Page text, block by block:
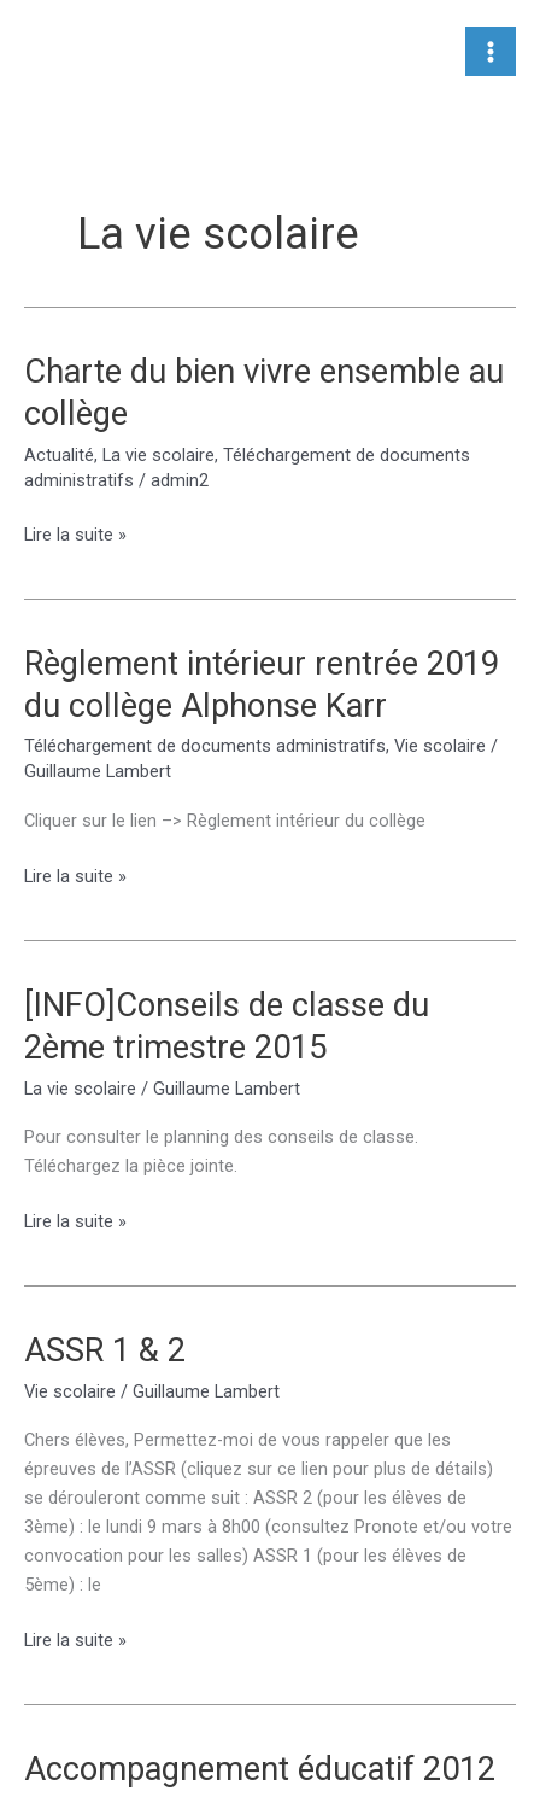
La vie scolaire
Charte du bien vivre ensemble au
collège
Actualité, La vie scolaire, Téléchargement de documents
administratifs / admin2
Charte
ensemble
au
collège
Lire la suite »
Règlement intérieur rentrée 2019
du collège Alphonse Karr
Téléchargement de documents administratifs, Vie scolaire /
Guillaume Lambert
Cliquer sur le lien –> Règlement intérieur du collège
Règlement
du
collège
Alphonse
Karr
Lire la suite »
[INFO]Conseils de classe du
2ème trimestre 2015
La vie scolaire / Guillaume Lambert
Pour consulter le planning des conseils de classe.
Téléchargez la pièce jointe.
[INFO]Conseils
2ème
trimestre
2015
Lire la suite »
ASSR 1 & 2
Vie scolaire / Guillaume Lambert
Chers élèves, Permettez-moi de vous rappeler que les
épreuves de l’ASSR (cliquez sur ce lien pour plus de détails)
se dérouleront comme suit : ASSR 2 (pour les élèves de
3ème) : le lundi 9 mars à 8h00 (consultez Pronote et/ou votre
convocation pour les salles) ASSR 1 (pour les élèves de
5ème) : le
ASSR
Lire la suite »
Accompagnement éducatif 2012